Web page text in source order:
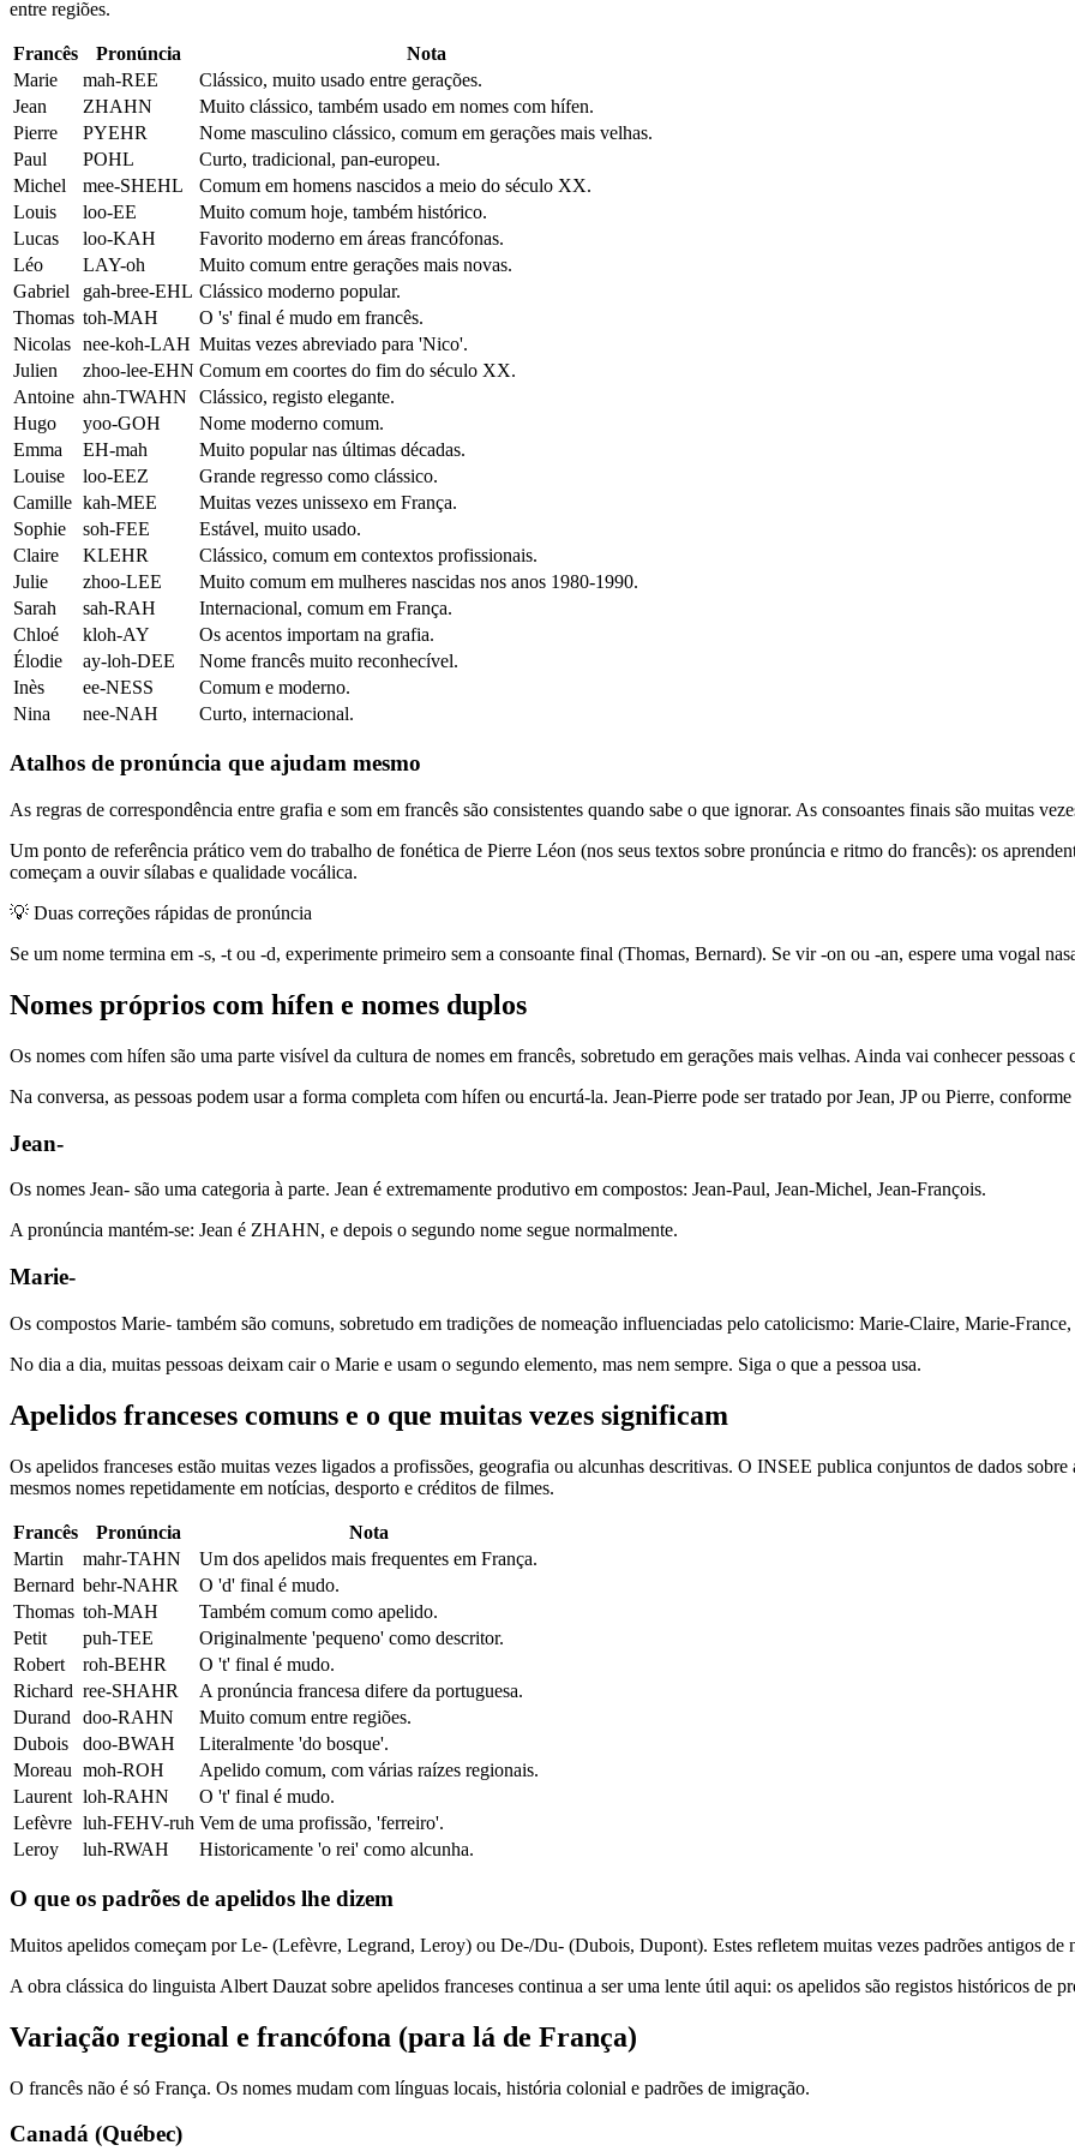
entre regiões.
Francês Pronúncia
Nota
Marie
mah-REE
Clássico, muito usado entre gerações.
Jean
ZHAHN
Muito clássico, também usado em nomes com hífen.
Pierre
PYEHR
Nome masculino clássico, comum em gerações mais velhas.
Paul
POHL
Curto, tradicional, pan-europeu.
Michel
mee-SHEHL
Comum em homens nascidos a meio do século XX.
Louis
loo-EE
Muito comum hoje, também histórico.
Lucas
loo-KAH
Favorito moderno em áreas francófonas.
Léo
LAY-oh
Muito comum entre gerações mais novas.
Gabriel
gah-bree-EHL Clássico moderno popular.
Thomas toh-MAH
O 's' final é mudo em francês.
Nicolas nee-koh-LAH Muitas vezes abreviado para 'Nico'.
Julien
zhoo-lee-EHN Comum em coortes do fim do século XX.
Antoine ahn-TWAHN
Clássico, registo elegante.
Hugo
yoo-GOH
Nome moderno comum.
Emma
EH-mah
Muito popular nas últimas décadas.
Louise
loo-EEZ
Grande regresso como clássico.
Camille kah-MEE
Muitas vezes unissexo em França.
Sophie
soh-FEE
Estável, muito usado.
Claire
KLEHR
Clássico, comum em contextos profissionais.
Julie
zhoo-LEE
Muito comum em mulheres nascidas nos anos 1980-1990.
Sarah
sah-RAH
Internacional, comum em França.
Chloé
kloh-AY
Os acentos importam na grafia.
Élodie
ay-loh-DEE
Nome francês muito reconhecível.
Inès
ee-NESS
Comum e moderno.
Nina
nee-NAH Curto, internacional.
Atalhos de pronúncia que ajudam mesmo
As regras de correspondência entre grafia e som em francês são consistentes quando sabe o que ignorar. As consoantes finais são muitas
Um ponto de referência prático vem do trabalho de fonética de Pierre Léon (nos seus textos sobre pronúncia e ritmo do francês): os
começam a ouvir sílabas e qualidade vocálica.
💡 Duas correções rápidas de pronúncia
Se um nome termina em -s, -t ou -d, experimente primeiro sem a consoante final (Thomas, Bernard). Se vir -on ou -an, espere uma vogal
Nomes próprios com hífen e nomes duplos
Os nomes com hífen são uma parte visível da cultura de nomes em francês, sobretudo em gerações mais velhas. Ainda vai conhecer
Na conversa, as pessoas podem usar a forma completa com hífen ou encurtá-la. Jean-Pierre pode ser tratado por Jean, JP ou Pierre,
Jean-
Os nomes Jean- são uma categoria à parte. Jean é extremamente produtivo em compostos: Jean-Paul, Jean-Michel, Jean-François.
A pronúncia mantém-se: Jean é ZHAHN, e depois o segundo nome segue normalmente.
Marie-
Os compostos Marie- também são comuns, sobretudo em tradições de nomeação influenciadas pelo catolicismo: Marie-Claire, Marie-
No dia a dia, muitas pessoas deixam cair o Marie e usam o segundo elemento, mas nem sempre. Siga o que a pessoa usa.
Apelidos franceses comuns e o que muitas vezes significam
Os apelidos franceses estão muitas vezes ligados a profissões, geografia ou alcunhas descritivas. O INSEE publica conjuntos de dados
mesmos nomes repetidamente em notícias, desporto e créditos de filmes.
Francês Pronúncia
Nota
Martin
mahr-TAHN
Um dos apelidos mais frequentes em França.
Bernard behr-NAHR
O 'd' final é mudo.
Thomas toh-MAH
Também comum como apelido.
Petit
puh-TEE
Originalmente 'pequeno' como descritor.
Robert
roh-BEHR
O 't' final é mudo.
Richard ree-SHAHR
A pronúncia francesa difere da portuguesa.
Durand
doo-RAHN
Muito comum entre regiões.
Dubois
doo-BWAH
Literalmente 'do bosque'.
Moreau moh-ROH
Apelido comum, com várias raízes regionais.
Laurent loh-RAHN
O 't' final é mudo.
Lefèvre luh-FEHV-ruh Vem de uma profissão, 'ferreiro'.
Leroy
luh-RWAH Historicamente 'o rei' como alcunha.
O que os padrões de apelidos lhe dizem
Muitos apelidos começam por Le- (Lefèvre, Legrand, Leroy) ou De-/Du- (Dubois, Dupont). Estes refletem muitas vezes padrões antigos
A obra clássica do linguista Albert Dauzat sobre apelidos franceses continua a ser uma lente útil aqui: os apelidos são registos históricos de
Variação regional e francófona (para lá de França)
O francês não é só França. Os nomes mudam com línguas locais, história colonial e padrões de imigração.
Canadá (Québec)